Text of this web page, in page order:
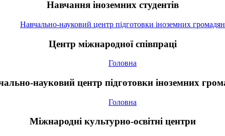
Навчання іноземних студентів
Навчально-науковий центр підготовки іноземних громадян
Центр міжнародної співпраці
Головна
науковий центр підготовки іноземних
Головна
Міжнародні культурно-освітні центри